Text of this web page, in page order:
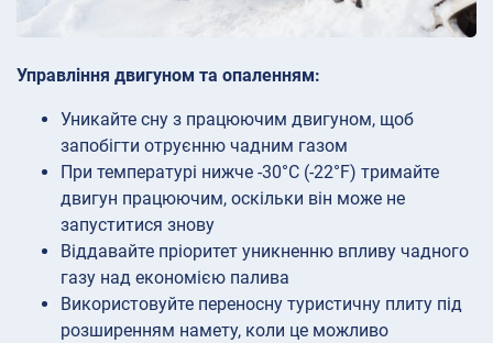
Управління двигуном та опаленням:
Уникайте сну з працюючим двигуном, щоб
запобігти отруєнню чадним газом
При температурі нижче -30°C (-22°F) тримайте
двигун працюючим, оскільки він може не
запуститися знову
Віддавайте пріоритет уникненню впливу чадного
газу над економією палива
Використовуйте переносну туристичну плиту під
розширенням намету, коли це можливо